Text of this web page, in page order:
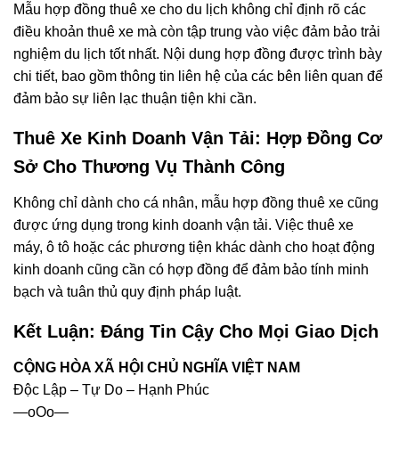
Mẫu hợp đồng thuê xe cho du lịch không chỉ định rõ các
điều khoản thuê xe mà còn tập trung vào việc đảm bảo trải
nghiệm du lịch tốt nhất. Nội dung hợp đồng được trình bày
chi tiết, bao gồm thông tin liên hệ của các bên liên quan để
đảm bảo sự liên lạc thuận tiện khi cần.
Thuê Xe Kinh Doanh Vận Tải: Hợp Đồng Cơ
Sở Cho Thương Vụ Thành Công
Không chỉ dành cho cá nhân, mẫu hợp đồng thuê xe cũng
được ứng dụng trong kinh doanh vận tải. Việc thuê xe
máy, ô tô hoặc các phương tiện khác dành cho hoạt động
kinh doanh cũng cần có hợp đồng để đảm bảo tính minh
bạch và tuân thủ quy định pháp luật.
Kết Luận: Đáng Tin Cậy Cho Mọi Giao Dịch
CỘNG HÒA XÃ HỘI CHỦ NGHĨA VIỆT NAM
Độc Lập – Tự Do – Hạnh Phúc
—oOo—